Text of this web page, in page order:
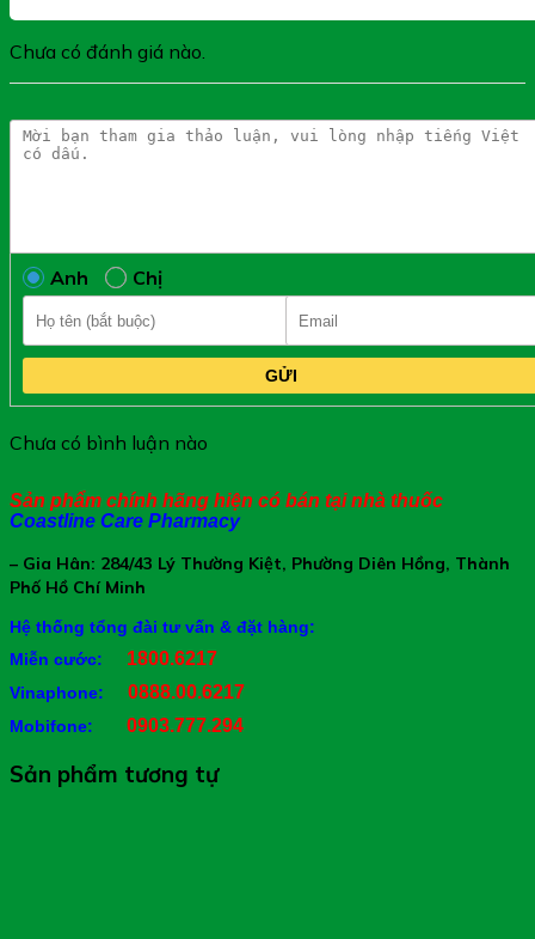
Xin cảm ơn Quý khách hàng
Chưa có đánh giá nào.
Anh Chị
GỬI
Chưa có bình luận nào
Sản phẩm chính hãng hiện có bán tại nhà thuốc
Coastline Care Pharmacy
– Gia Hân: 284/43 Lý Thường Kiệt, Phường Diên Hồng, Thành
Phố Hồ Chí Minh
Hệ thống tổng đài tư vấn & đặt hàng:
Miễn cước: 1800.6217
Vinaphone: 0888.00.6217
Mobifone: 0903.777.294
Sản phẩm tương tự